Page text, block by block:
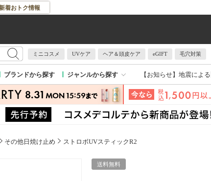
着おトク情報
ミニコスメ UVケア ヘア＆頭皮ケア eGIFT 毛穴対策
ブランドから探す ジャンルから探す 【お知らせ】 地震によ
その他日焼け止め ストロボUVスティックR2
送料無料